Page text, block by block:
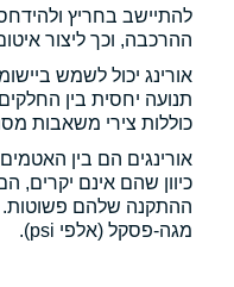
להתיישב בחריץ
ההרכבה, וכך ליצור
אורינג יכול לשמש
תנועה יחסית בין
כוללות צירי משאבות
אורינגים הם בין
כיוון שהם אינם יקרים,
ההתקנה שלהם פשוטות.
מגה-פסקל (אלפי psi).